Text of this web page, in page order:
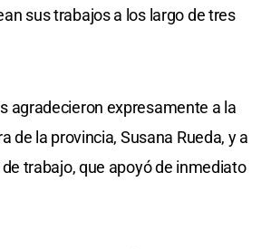
sus trabajos a los largo de tres
agradecieron expresamente a la
de la provincia, Susana Rueda, y a
trabajo, que apoyó de inmediato